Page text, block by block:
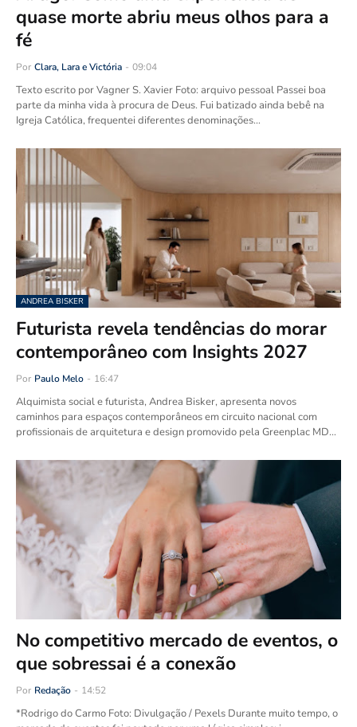
quase morte abriu meus olhos para a
fé
Por Clara, Lara e Victória - 09:04
Texto escrito por Vagner S. Xavier Foto: arquivo pessoal Passei boa
parte da minha vida à procura de Deus. Fui batizado ainda bebê na
Igreja Católica, frequentei diferentes denominações…
ANDREA BISKER
Futurista revela tendências do morar
contemporâneo com Insights 2027
Por Paulo Melo - 16:47
Alquimista social e futurista, Andrea Bisker, apresenta novos
caminhos para espaços contemporâneos em circuito nacional com
profissionais de arquitetura e design promovido pela Greenplac MD…
No competitivo mercado de eventos, o
que sobressai é a conexão
Por Redação - 14:52
*Rodrigo do Carmo Foto: Divulgação / Pexels Durante muito tempo, o